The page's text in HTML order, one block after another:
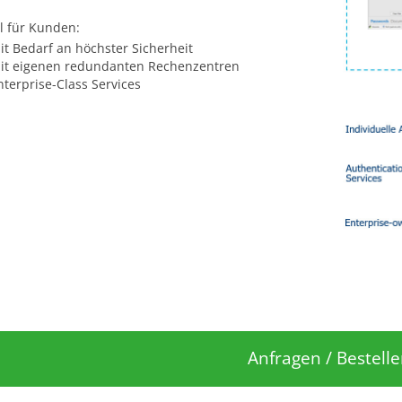
für Kunden:
Bedarf an höchster Sicherheit
eigenen redundanten Rechenzentren
Class Services
Anfragen /